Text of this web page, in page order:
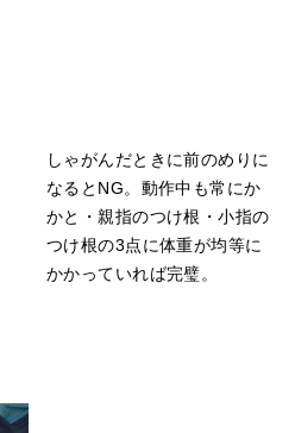
しゃがんだときに前のめりに
なるとNG。動作中も常にか
かと・親指のつけ根・小指の
つけ根の3点に体重が均等に
かかっていれば完璧。